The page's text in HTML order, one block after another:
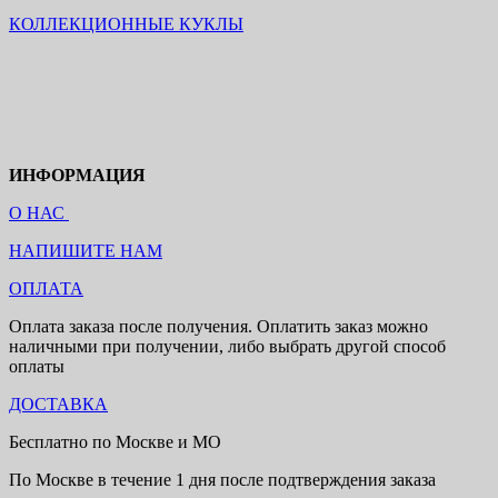
КОЛЛЕКЦИОННЫЕ КУКЛЫ
ИНФОРМАЦИЯ
О НАС
НАПИШИТЕ НАМ
ОПЛАТА
Оплата заказа после получения. Оплатить заказ можно
наличными при получении, либо выбрать другой способ
оплаты
ДОСТАВКА
Бесплатно по Москве и МО
По Москве в течение 1 дня после подтверждения заказа